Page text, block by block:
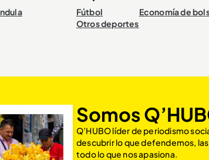
Fútbol
Otros deportes
Economía de
Somos
Q’HUBO líder de periodismo
descubrir lo que defendemos,
todo lo que nos apasiona.